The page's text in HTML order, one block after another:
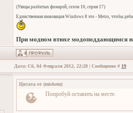
(Улицы разбитых фонарей, сезон 10, серия 17)
Единственная инновация Windows 8 это - Metro, чтобы
При модном втюхе модоподдающимся
Дата: Сб, 04 Февраля 2012, 22:28 | Сообщение # 19
Цитата от (mishem)
Попробуй оставить на месте.